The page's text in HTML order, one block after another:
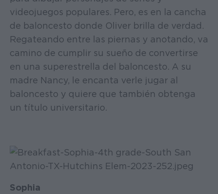
videojuegos populares. Pero, es en la cancha
de baloncesto donde Oliver brilla de verdad.
Regateando entre las piernas y anotando, va
camino de cumplir su sueño de convertirse
en una superestrella del baloncesto. A su
madre Nancy, le encanta verle jugar al
baloncesto y quiere que también obtenga
un título universitario.
Sophia